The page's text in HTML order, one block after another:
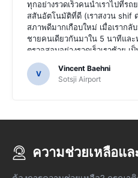
ทุกอย่างรวดเร็วคนนำเราไปที่รถ
สสันอัตโนมัติที่ดี (เราสงวน shif
สภาพดีมากเกือบใหม่ เมื่อเรากลั
ชายคนเดียวกันมาใน 5 นาทีและ
ตรวจสอบอย่างรวดเร็วเราซ้าย เ
เราสามารถแนะนำ บริษัท นี้ได้เท่
V
Vincent Baehni
Sotsji Airport
ความช่วยเหลือแ